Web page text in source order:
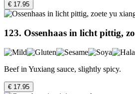
€ 17.95
123. Ossenhaas in licht pittig,
Beef in Yuxiang sauce, slightly spicy.
€ 17.95